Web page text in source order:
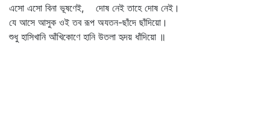
এসো এসো বিনা ভূষণেই, দোষ নেই তাহে দোষ নেই।
যে আসে আসুক ওই তব রূপ অযতন-ছাঁদে ছাঁদিয়ো।
শুধু হাসিখানি আঁখিকোণে হানি উতলা হৃদয় ধাঁদিয়ো ॥